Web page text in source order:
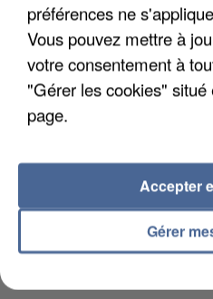
UN SECOND CADRE DE
INTERPELLÉ EN ALGÉRIE
préférences ne
Vous pouvez mettre à
votre consentement à
"Gérer les cookies"
page.
Gérer
Accepter